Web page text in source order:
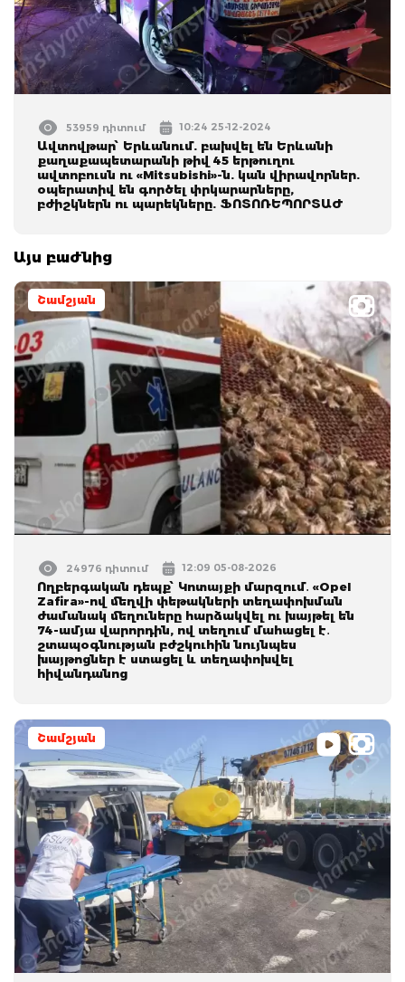
53959 դիտում 10:24 25-12-2024
Ավտովթար՝ Երևանում. բախվել են Երևանի
քաղաքապետարանի թիվ 45 երթուղու
ավտոբուսն ու «Mitsubishi»-ն. կան վիրավորներ.
օպերատիվ են գործել փրկարարները,
բժիշկներն ու պարեկները. ՖՈՏՈՌԵՊՈՐՏԱԺ
Այս բաժնից
Շամշյան
24976 դիտում 12:09 05-08-2026
Ողբերգական դեպք՝ Կոտայքի մարզում․ «Opel
Zafira»-ով մեղվի փեթակների տեղափոխման
ժամանակ մեղուները հարձակվել ու խայթել են
74-ամյա վարորդին, ով տեղում մահացել է․
շտապօգնության բժշկուհին նույնպես
խայթոցներ է ստացել և տեղափոխվել
հիվանդանոց
Շամշյան